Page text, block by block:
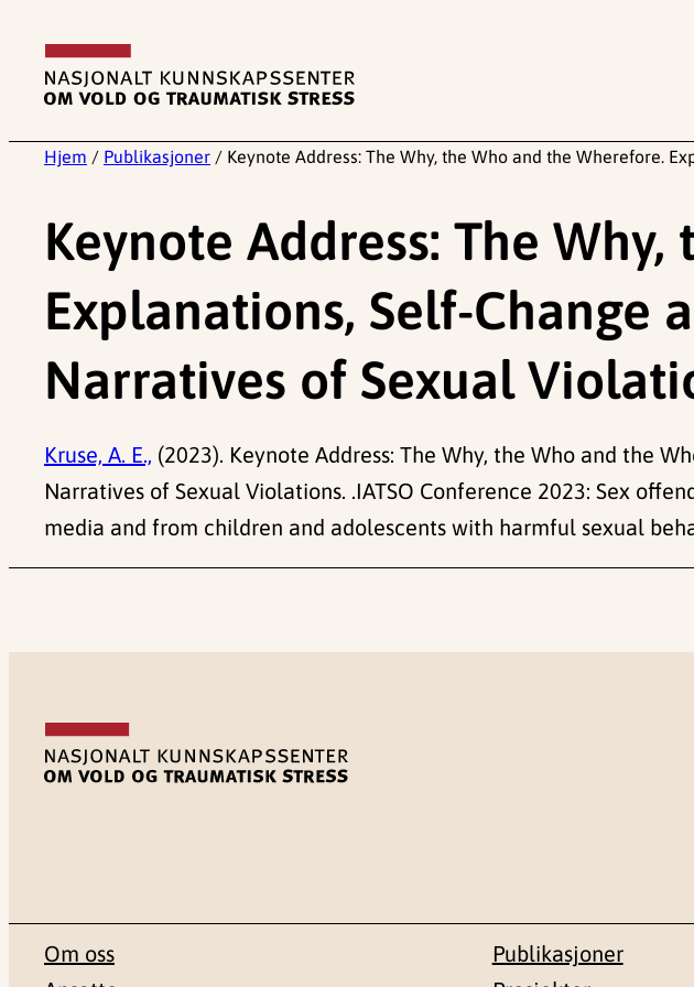
innhold
Hjem / Publikasjoner / Keynote Address: The Why, the Who and the Wherefore.
Keynote Address: The
Explanations, Self-Change
Narratives of Sexual
Kruse, A. E., (2023). Keynote Address: The Why, the Who and the
Narratives of Sexual Violations. .IATSO Conference 2023: Sex
media and from children and adolescents with harmful sexual
Om oss
Publikasjoner